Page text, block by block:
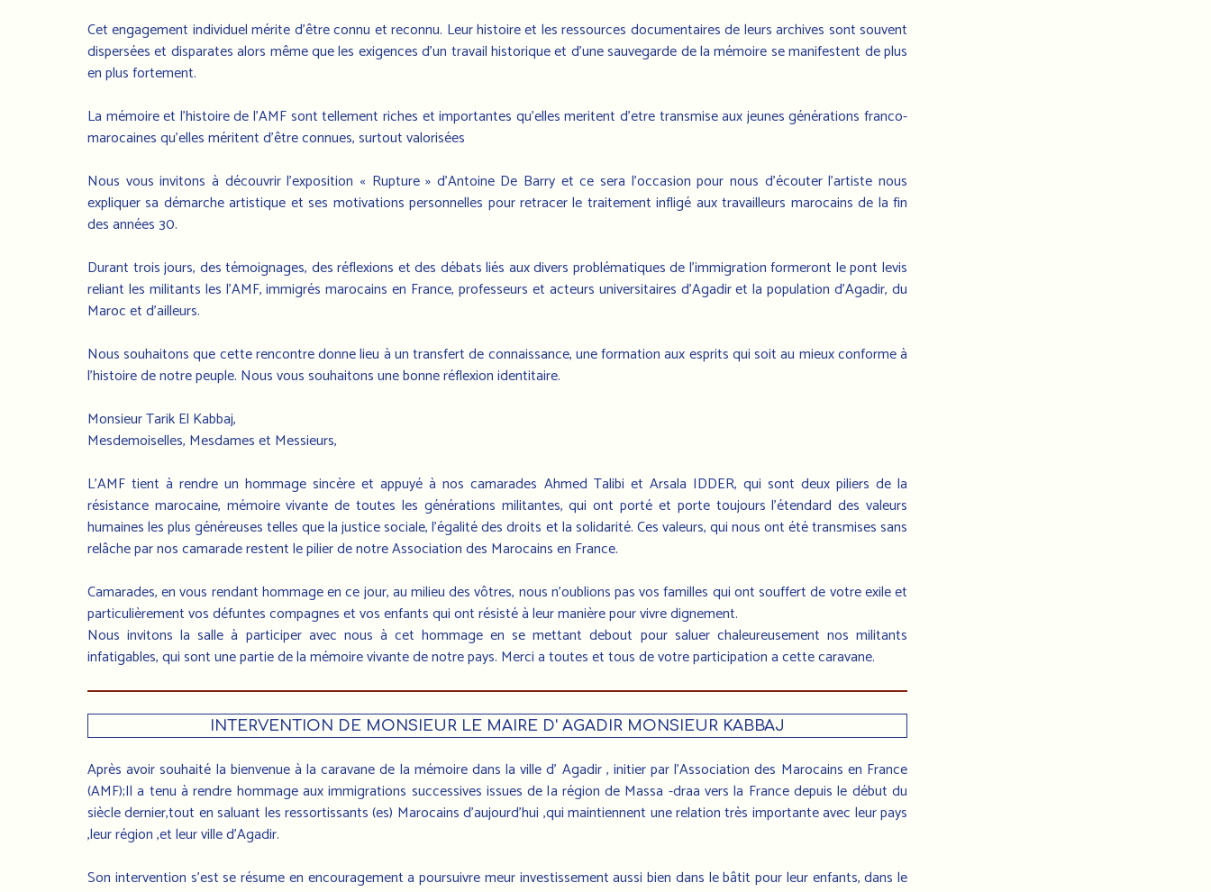
Cet engagement individuel mérite d’être connu et reconnu. Leur histoire et les ressources documentaires de leurs archives sont souvent
dispersées et disparates alors même que les exigences d’un travail historique et d’une sauvegarde de la mémoire se manifestent de plus
en plus fortement.
La mémoire et l’histoire de l’AMF sont tellement riches et importantes qu’elles meritent d’etre transmise aux jeunes générations franco-
marocaines qu’elles méritent d’être connues, surtout valorisées
Nous vous invitons à découvrir l’exposition « Rupture » d’Antoine De Barry et ce sera l’occasion pour nous d’écouter l’artiste nous
expliquer sa démarche artistique et ses motivations personnelles pour retracer le traitement infligé aux travailleurs marocains de la fin
des années 30.
Durant trois jours, des témoignages, des réflexions et des débats liés aux divers problématiques de l’immigration formeront le pont levis
reliant les militants les l’AMF, immigrés marocains en France, professeurs et acteurs universitaires d’Agadir et la population d’Agadir, du
Maroc et d’ailleurs.
Nous souhaitons que cette rencontre donne lieu à un transfert de connaissance, une formation aux esprits qui soit au mieux conforme à
l’histoire de notre peuple. Nous vous souhaitons une bonne réflexion identitaire.
Monsieur Tarik El Kabbaj,
Mesdemoiselles, Mesdames et Messieurs,
L’AMF tient à rendre un hommage sincère et appuyé à nos camarades Ahmed Talibi et Arsala IDDER, qui sont deux piliers de la
résistance marocaine, mémoire vivante de toutes les générations militantes, qui ont porté et porte toujours l’étendard des valeurs
humaines les plus généreuses telles que la justice sociale, l’égalité des droits et la solidarité. Ces valeurs, qui nous ont été transmises sans
relâche par nos camarade restent le pilier de notre Association des Marocains en France.
Camarades, en vous rendant hommage en ce jour, au milieu des vôtres, nous n’oublions pas vos familles qui ont souffert de votre exile et
particulièrement vos défuntes compagnes et vos enfants qui ont résisté à leur manière pour vivre dignement.
Nous invitons la salle à participer avec nous à cet hommage en se mettant debout pour saluer chaleureusement nos militants
infatigables, qui sont une partie de la mémoire vivante de notre pays. Merci a toutes et tous de votre participation a cette caravane.
INTERVENTION DE MONSIEUR LE MAIRE D' AGADIR MONSIEUR KABBAJ
Après avoir souhaité la bienvenue à la caravane de la mémoire dans la ville d' Agadir , initier par l'Association des Marocains en France
(AMF);Il a tenu à rendre hommage aux immigrations successives issues de la région de Massa -draa vers la France depuis le début du
siècle dernier,tout en saluant les ressortissants (es) Marocains d'aujourd'hui ,qui maintiennent une relation très importante avec leur pays
,leur région ,et leur ville d'Agadir.
Son intervention s'est se résume en encouragement a poursuivre meur investissement aussi bien dans le bâtit pour leur enfants, dans le